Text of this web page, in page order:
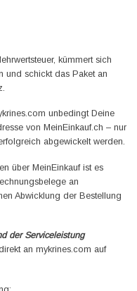
kümmert sich
und schickt das Paket an
unbedingt Deine
von MeinEinkauf.ch – nur
abgewickelt werden.
über MeinEinkauf ist es
an
Abwicklung der Bestellung
der Serviceleistung
an mykrines.com auf